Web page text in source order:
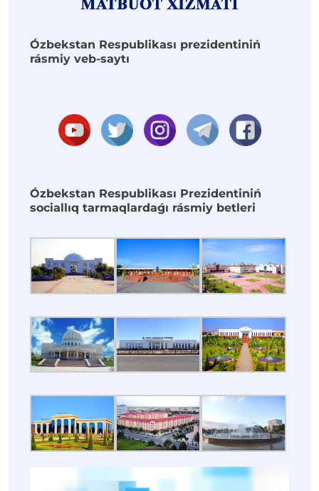
Ózbekstan Respublikası prezidentiniń
rásmiy veb-saytı
Ózbekstan Respublikası Prezidentiniń
sociallıq tarmaqlardaǵı rásmiy betleri